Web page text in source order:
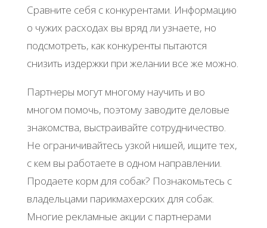
Сравните себя с конкурентами. Информацию
о чужих расходах вы вряд ли узнаете, но
подсмотреть, как конкуренты пытаются
снизить издержки при желании все же можно.
Партнеры могут многому научить и во
многом помочь, поэтому заводите деловые
знакомства, выстраивайте сотрудничество.
Не ограничивайтесь узкой нишей, ищите тех,
с кем вы работаете в одном направлении.
Продаете корм для собак? Познакомьтесь с
владельцами парикмахерских для собак.
Многие рекламные акции с партнерами